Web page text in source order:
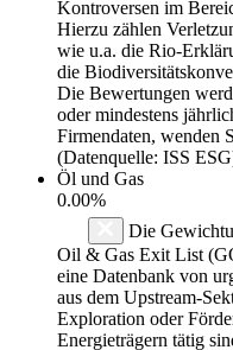
Kontroversen im
Hierzu zählen
wie u.a. die Rio-
die
Die Bewertungen
oder mindestens
Firmendaten, wenden
(Datenquelle: ISS
Öl und Gas
0.00%
Die
Oil & Gas Exit List
eine Datenbank von
aus dem Upstream-
Exploration oder
Energieträgern tätig